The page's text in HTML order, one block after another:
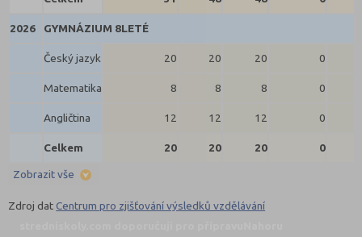
2026 GYMNÁZIUM 8LETÉ
Český jazyk 20 20 20 0
Matematika 8 8 8 0
Angličtina 12 12 12 0
Celkem 20 20 20 0
Zobrazit vše
Zdroj datCentrum pro zjišťování výsledků vzdělávání